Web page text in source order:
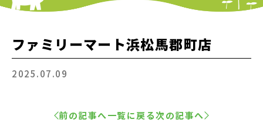
ファミリーマート浜松馬郡町店
2025.07.09
前の記事へ一覧に戻る次の記事へ